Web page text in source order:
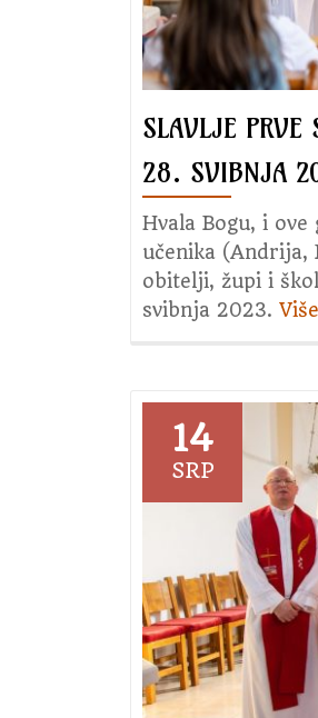
SLAVLJE PRVE
28. SVIBNJA
Hvala Bogu, i
učenika (Andrija,
obitelji, župi i
svibnja 2023. Više
14
SRP